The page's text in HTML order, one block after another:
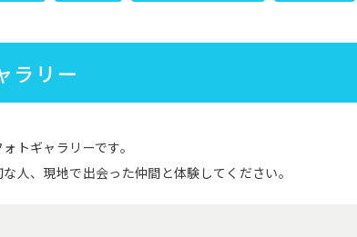
ラリー
トギャラリーです。
人、現地で出会った仲間と体験してください。